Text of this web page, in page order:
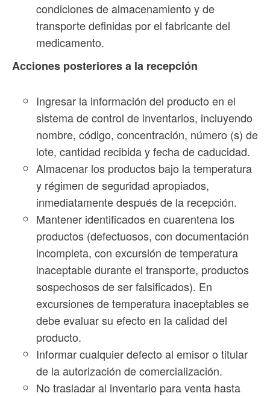
condiciones de almacenamiento y de
transporte definidas por el fabricante del
medicamento.
Acciones posteriores a la recepción
Ingresar la información del producto en el
sistema de control de inventarios, incluyendo
nombre, código, concentración, número (s) de
lote, cantidad recibida y fecha de caducidad.
Almacenar los productos bajo la temperatura
y régimen de seguridad apropiados,
inmediatamente después de la recepción.
Mantener identificados en cuarentena los
productos (defectuosos, con documentación
incompleta, con excursión de temperatura
inaceptable durante el transporte, productos
sospechosos de ser falsificados). En
excursiones de temperatura inaceptables se
debe evaluar su efecto en la calidad del
producto.
Informar cualquier defecto al emisor o titular
de la autorización de comercialización.
No trasladar al inventario para venta hasta